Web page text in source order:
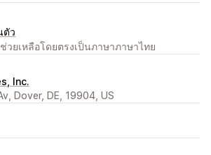
ตัว
ยเหลือโดยตรงเป็นภาษาภาษาไทย
Inc.
Dover, DE, 19904, US